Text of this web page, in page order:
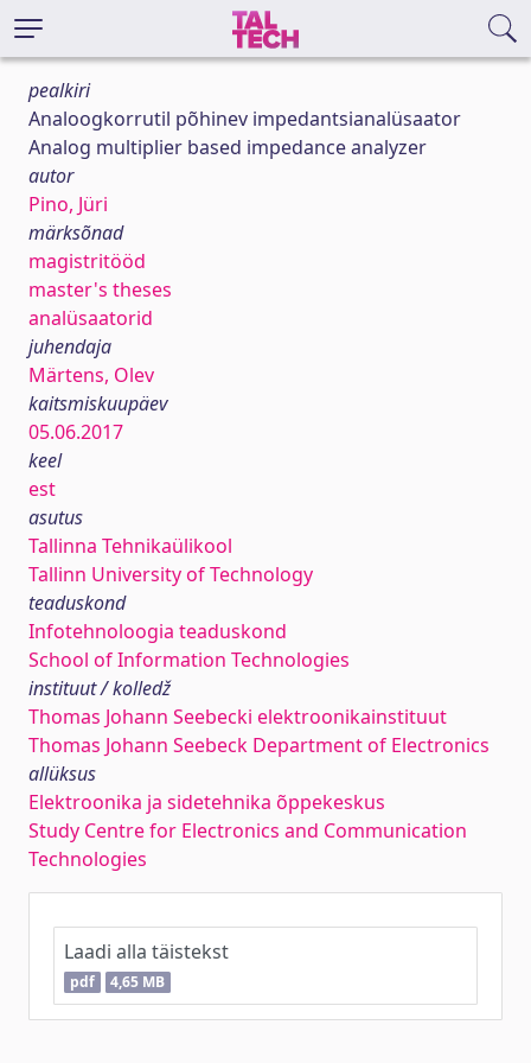
pealkiri
Analoogkorrutil põhinev impedantsianalüsaator
Analog multiplier based impedance analyzer
autor
Pino, Jüri
märksõnad
magistritööd
master's theses
analüsaatorid
juhendaja
Märtens, Olev
kaitsmiskuupäev
05.06.2017
keel
est
asutus
Tallinna Tehnikaülikool
Tallinn University of Technology
teaduskond
Infotehnoloogia teaduskond
School of Information Technologies
instituut / kolledž
Thomas Johann Seebecki elektroonikainstituut
Thomas Johann Seebeck Department of Electronics
allüksus
Elektroonika ja sidetehnika õppekeskus
Study Centre for Electronics and Communication
Technologies
Laadi alla täistekst
pdf 4,65 MB